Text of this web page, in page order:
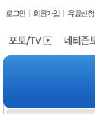
로그인 회원가입 유료신청